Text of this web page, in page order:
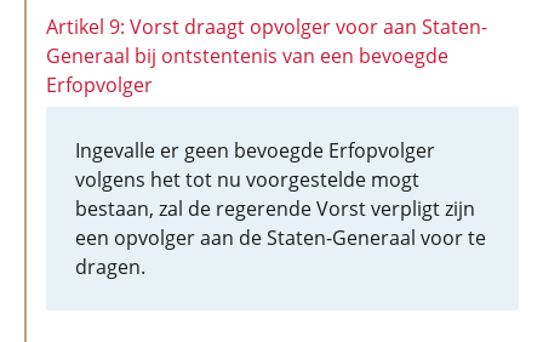
Artikel 9: Vorst draagt opvolger voor aan Staten-
Generaal bij ontstentenis van een bevoegde
Erfopvolger
Ingevalle er geen bevoegde Erfopvolger
volgens het tot nu voorgestelde mogt
bestaan, zal de regerende Vorst verpligt zijn
een opvolger aan de Staten-Generaal voor te
dragen.